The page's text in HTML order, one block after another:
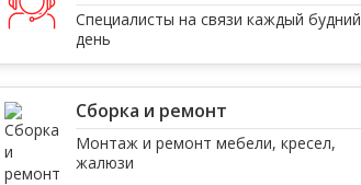
Специалисты на связи каждый будний
день
Сборка и ремонт
Монтаж и ремонт мебели, кресел,
жалюзи